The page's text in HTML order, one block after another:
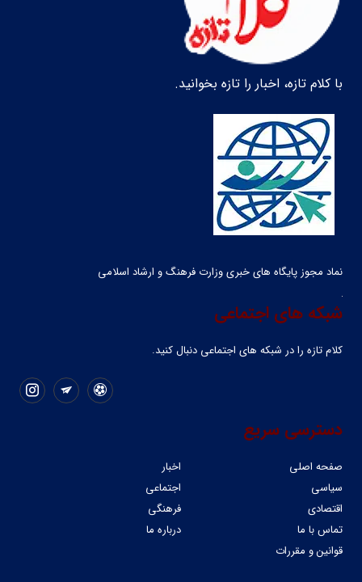
با کلام تازه، اخبار را تازه بخوانید.
نماد مجوز پایگاه های خبری وزارت فرهنگ و ارشاد اسلامی
شبکه های اجتماعی
کلام تازه را در شبکه ‌های اجتماعی دنبال کنید.
دسترسی سریع
صفحه اصلی
اخبار
سیاسی
اجتماعی
اقتصادی
فرهنگی
تماس با ما
درباره ما
قوانین و مقررات